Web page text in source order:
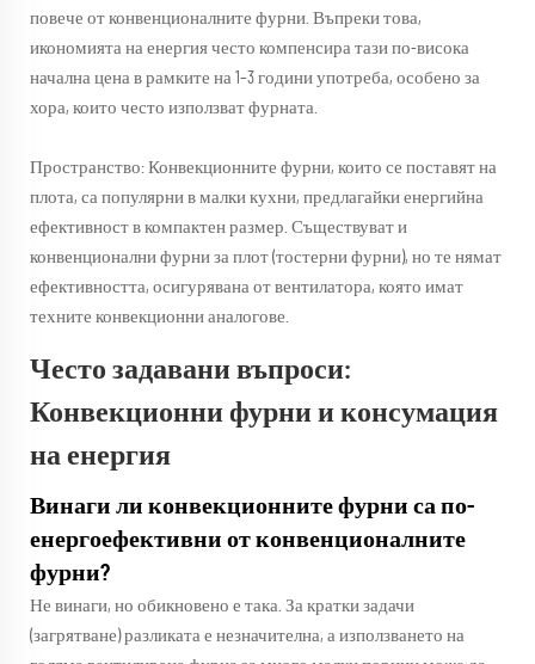
повече от конвенционалните фурни. Въпреки това,
икономията на енергия често компенсира тази по-висока
начална цена в рамките на 1–3 години употреба, особено за
хора, които често използват фурната.
Пространство: Конвекционните фурни, които се поставят на
плота, са популярни в малки кухни, предлагайки енергийна
ефективност в компактен размер. Съществуват и
конвенционални фурни за плот (тостерни фурни), но те нямат
ефективността, осигурявана от вентилатора, която имат
техните конвекционни аналогове.
Често задавани въпроси:
Конвекционни фурни и консумация
на енергия
Винаги ли конвекционните фурни са по-
енергоефективни от конвенционалните
фурни?
Не винаги, но обикновено е така. За кратки задачи
(загрятване) разликата е незначителна, а използването на